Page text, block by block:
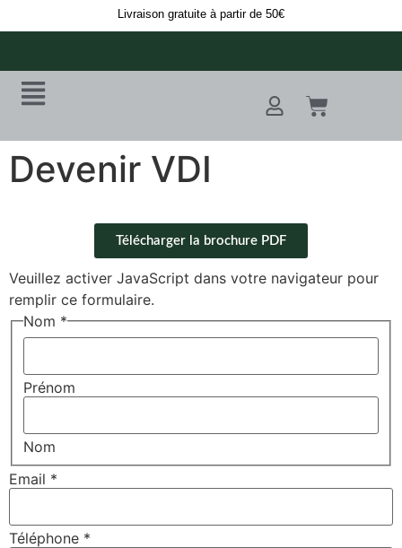
Livraison gratuite à partir de 50€
Devenir VDI
Télécharger la brochure PDF
Veuillez activer JavaScript dans votre navigateur pour
remplir ce formulaire.
Nom *
Prénom
Nom
Email *
Téléphone *